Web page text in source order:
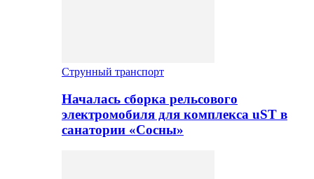
Струнный транспорт
Началась сборка рельсового
электромобиля для комплекса uST в
санатории «Сосны»